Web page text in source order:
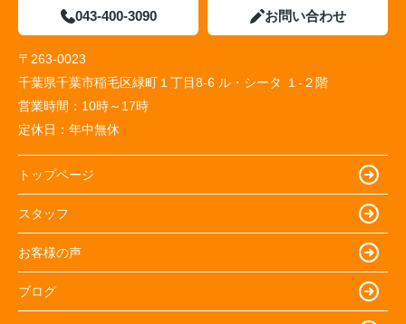
043-400-3090 お問い合わせ
〒263-0023
千葉県千葉市稲毛区緑町１丁目8-6 ル・シータ １-２階
営業時間： 10時～17時
定休日： 年中無休
トップページ
スタッフ
お客様の声
ブログ